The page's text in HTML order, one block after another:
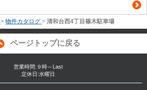
> 物件カタログ > 清和台西4丁目篠木駐車場
ページトップに戻る
営業時間:９時～Last
定休日:水曜日